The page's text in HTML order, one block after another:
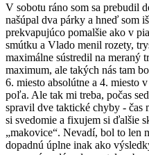
V sobotu ráno som sa prebudil
našúpal dva párky a hneď som
prekvapujúco pomalšie ako v
smútku a Vlado menil rozety,
maximálne sústredil na meraný
maximum, ale takých nás tam
6. miesto absolútne a 4. miesto
poľa. Ale tak mi treba, počas
spravil dve taktické chyby - čas
si svedomie a fixujem si ďalšie
„makovice“. Nevadí, bol to len
dopadnú úplne inak ako